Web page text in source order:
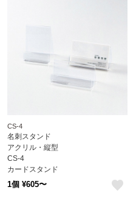
CS-4
名刺スタンド
アクリル・縦型
CS-4
カードスタンド
1個 ¥605〜